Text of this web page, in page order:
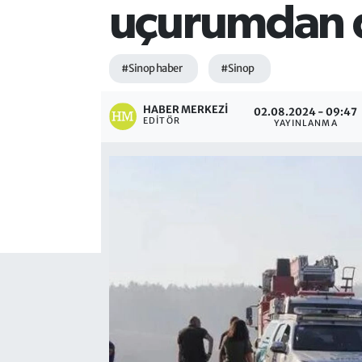
uçurumdan
#Sinop haber #Sinop
HABER MERKEZI
EDITÖR
02.08.2024 - 09:47
YAYINLANMA